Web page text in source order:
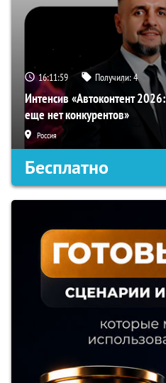
16:11:58 Получили:4
Интенсив «Автоконтент
еще нет конкурентов»
Россия
Бесплатно